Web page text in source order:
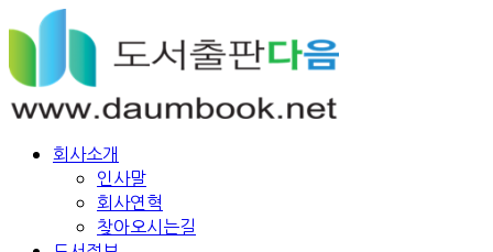
회사소개
인사말
회사연혁
찾아오시는길